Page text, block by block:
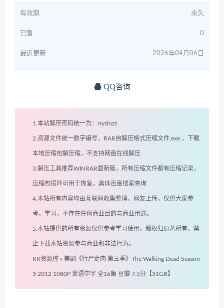
有效期 永久
已售 0
最近更新 2026年04月06日
QQ咨询
1.本站解压密码统一为：rryslnzz
2.资源文件统一数字编号，RAR自解压格式压缩文件.exe ，下载
本地压缩包解压缩，不支持网盘在线解压
3.解压工具推荐WINRAR最新版，所有压缩文件都有压缩记录，
压缩包损坏可用于恢复，具体百度搜索查询
4.本站所有内容均由互联网收集整理、网友上传，仅供大家参
考、学习，不存在任何商业目的与商业用途。
5.本站提供的所有资源仅供参考学习使用，版权归原著所有，禁
止下载本站资源参与商业和非法行为。
RR资源控 » 美剧《行尸走肉 第三季》The Walking Dead Season
3 2012 1080P 英语中字 全16集 豆瓣 7.5分【31GB】